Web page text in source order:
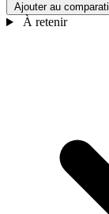
Ajouter au
À retenir